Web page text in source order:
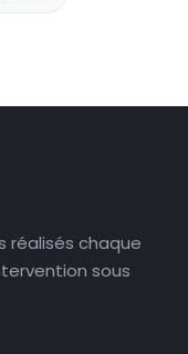
réalisés chaque
sous